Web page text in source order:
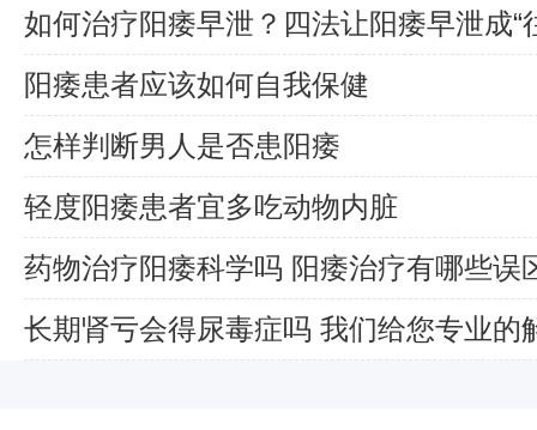
如何治疗阳痿早泄？四法让阳痿早泄成“
阳痿患者应该如何自我保健
怎样判断男人是否患阳痿
轻度阳痿患者宜多吃动物内脏
药物治疗阳痿科学吗 阳痿治疗有哪些误
长期肾亏会得尿毒症吗 我们给您专业的